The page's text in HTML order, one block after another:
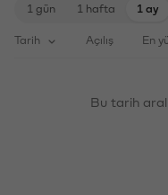
1 gün 1 hafta 1 ay
Tarih Açılış En
Bu tarih